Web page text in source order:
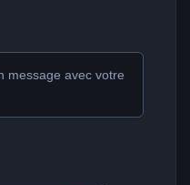
message avec votre